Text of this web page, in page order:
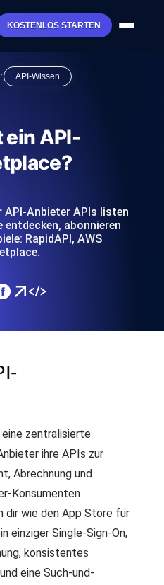
KOSTENLOS STARTEN
API-Wissen
ein API-
Anbieter APIs listen
entdecken, abonnieren
RapidAPI, AWS
zentralisierte
ihre APIs zur
Abrechnung und
Konsumenten
wie den App Store für
einziger Single-Sign-On,
konsistentes
eine Such-und-